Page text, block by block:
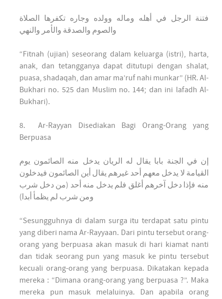
فتنة الرجل في أهله وماله وولده وجاره تكفرها الصلاة
والصوم والصدقة والأمر والنهي
“Fitnah (ujian) seseorang dalam keluarga (istri), harta,
anak, dan tetangganya dapat ditutupi dengan shalat,
puasa, shadaqah, dan amar ma’ruf nahi munkar” (HR. Al-
Bukhari no. 525 dan Muslim no. 144; dan ini lafadh Al-
Bukhari).
8. Ar-Rayyan Disediakan Bagi Orang-Orang yang
Berpuasa
إن في الجنة بابا يقال له الريان يدخل منه الصائمون يوم
القيامة لا يدخل معهم أحد غيرهم يقال أين الصائمون فيدخلون
منه فإذا دخل آخرهم أغلق فلم يدخل منه أحد (من دخل شرب
ومن شرب لم يظمأ أبدا)
“Sesungguhnya di dalam surga itu terdapat satu pintu
yang diberi nama Ar-Rayyaan. Dari pintu tersebut orang-
orang yang berpuasa akan masuk di hari kiamat nanti
dan tidak seorang pun yang masuk ke pintu tersebut
kecuali orang-orang yang berpuasa. Dikatakan kepada
mereka : “Dimana orang-orang yang berpuasa ?”. Maka
mereka pun masuk melaluinya. Dan apabila orang